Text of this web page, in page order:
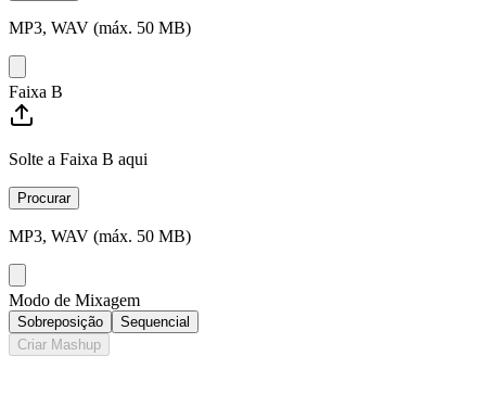
MP3, WAV (máx. 50 MB)
Faixa B
Solte a Faixa B aqui
Procurar
MP3, WAV (máx. 50 MB)
Modo de Mixagem
Sobreposição
Sequencial
Criar Mashup